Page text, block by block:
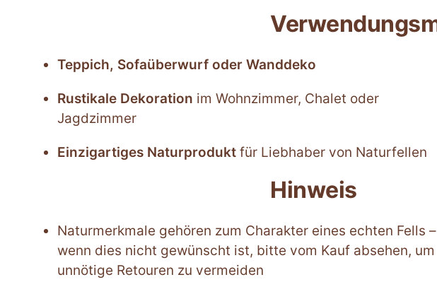
Teppich, Sofaüberwurf oder Wanddeko
Rustikale Dekoration im Wohnzimmer, Chalet oder
Jagdzimmer
Einzigartiges Naturproduktfür Liebhaber von Naturfellen
Hinweis
Naturmerkmale gehören zum Charakter eines echten Fells –
wenn dies nicht gewünscht ist, bitte vom Kauf absehen, um
unnötige Retouren zu vermeiden